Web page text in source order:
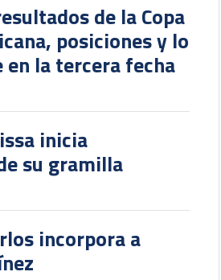
de la Copa
posiciones y lo
en la tercera fecha
inicia
su gramilla
incorpora a